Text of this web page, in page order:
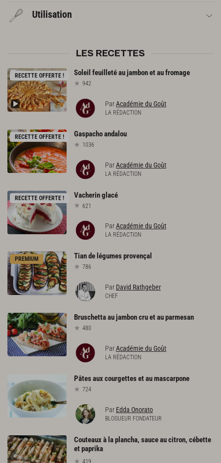
Utilisation
LES RECETTES
RECETTE OFFERTE ! Soleil feuilletéaujambonetaufromage
942
ParAcadémie du Goût
LA RÉDACTION
RECETTE OFFERTE ! Gaspachoandalou
1036
ParAcadémie du Goût
LA RÉDACTION
RECETTE OFFERTE ! Vacheringlacé
621
ParAcadémie du Goût
LA RÉDACTION
PREMIUM Tiande légumesprovençal
786
Par David Rathgeber
CHEF
Bruschettaaujamboncruetauparmesan
480
ParAcadémie du Goût
LA RÉDACTION
Pâtesauxcourgettesetaumascarpone
724
Par Edda Onorato
BLOGUEUR FONDATEUR
Couteaux à la plancha, sauce au citron, cébette
et paprika
419